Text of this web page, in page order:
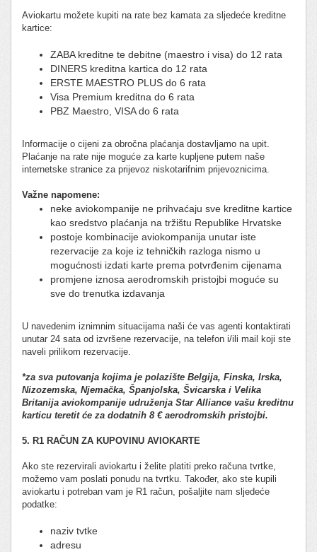
Aviokartu možete kupiti na rate bez kamata za sljedeće kreditne
kartice:
ZABA kreditne te debitne (maestro i visa) do 12 rata
DINERS kreditna kartica do 12 rata
ERSTE MAESTRO PLUS do 6 rata
Visa Premium kreditna do 6 rata
PBZ Maestro, VISA do 6 rata
Informacije o cijeni za obročna plaćanja dostavljamo na upit.
Plaćanje na rate nije moguće za karte kupljene putem naše
internetske stranice za prijevoz niskotarifnim prijevoznicima.
Važne napomene:
neke aviokompanije ne prihvaćaju sve kreditne kartice
kao sredstvo plaćanja na tržištu Republike Hrvatske
postoje kombinacije aviokompanija unutar iste
rezervacije za koje iz tehničkih razloga nismo u
mogućnosti izdati karte prema potvrđenim cijenama
promjene iznosa aerodromskih pristojbi moguće su
sve do trenutka izdavanja
U navedenim iznimnim situacijama naši će vas agenti kontaktirati
unutar 24 sata od izvršene rezervacije, na telefon i/ili mail koji ste
naveli prilikom rezervacije.
*za sva putovanja kojima je polazište Belgija, Finska, Irska,
Nizozemska, Njemačka, Španjolska, Švicarska i Velika
Britanija aviokompanije udruženja Star Alliance vašu kreditnu
karticu teretit će za dodatnih 8 € aerodromskih pristojbi.
5. R1 RAČUN ZA KUPOVINU AVIOKARTE
Ako ste rezervirali aviokartu i želite platiti preko računa tvrtke,
možemo vam poslati ponudu na tvrtku. Također, ako ste kupili
aviokartu i potreban vam je R1 račun, pošaljite nam sljedeće
podatke:
naziv tvtke
adresu